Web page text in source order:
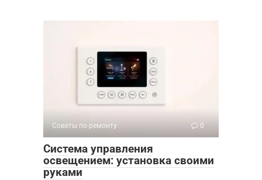
Советы по ремонту 0
Система управления
освещением: установка своими
руками